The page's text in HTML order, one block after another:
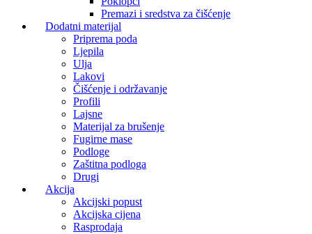
Premazi i sredstva za čišćenje
Dodatni materijal
Priprema poda
Ljepila
Ulja
Lakovi
Čišćenje i održavanje
Profili
Lajsne
Materijal za brušenje
Fugirne mase
Podloge
Zaštitna podloga
Drugi
Akcija
Akcijski popust
Akcijska cijena
Rasprodaja